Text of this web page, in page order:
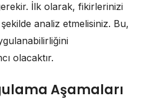
İlk olarak, fikirlerinizi
analiz etmelisiniz. Bu,
olacaktır.
Aşamaları